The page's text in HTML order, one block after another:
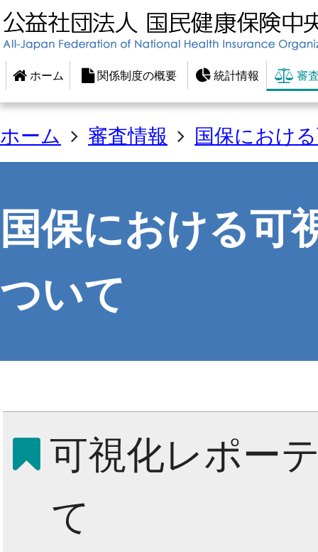
ホーム 関係制度の概要 統計情報 審
ホーム 審査情報 国保におけ
国保における可
ついて
可視化レポー
て